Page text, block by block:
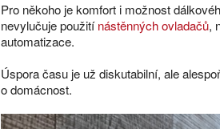
Pro někoho je komfort i možnost
nevylučuje použitínástěnných ovladačů,
automatizace.
Úspora času je už diskutabilní, ale
o domácnost.